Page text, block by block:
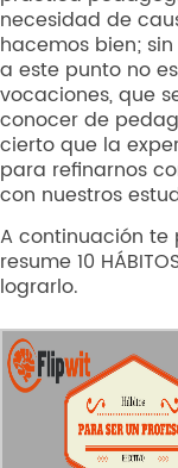
necesidad de
hacemos bien;
a este punto no
vocaciones, que
conocer de
cierto que la
para refinarnos
con nuestros
A continuación
resume 10
lograrlo.